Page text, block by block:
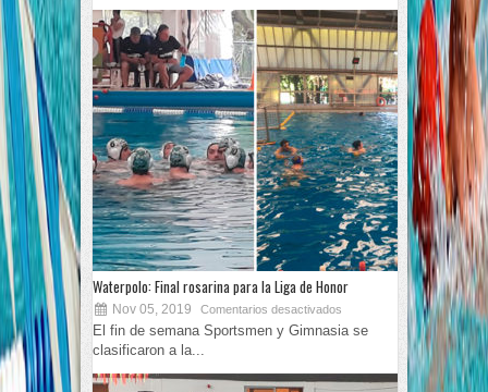
Waterpolo: Final rosarina para la Liga de Honor
Nov 05, 2019 Comentarios desactivados
El fin de semana Sportsmen y Gimnasia se
clasificaron a la...